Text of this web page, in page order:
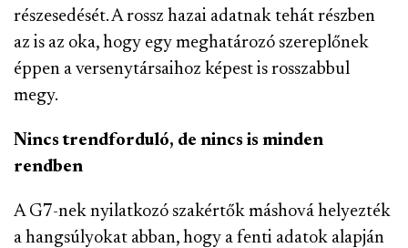
részesedését. A rossz hazai adatnak tehát részben
az is az oka, hogy egy meghatározó szereplőnek
éppen a versenytársaihoz képest is rosszabbul
megy.
Nincs trendforduló, de nincs is minden
rendben
A G7-nek nyilatkozó szakértők máshová helyezték
a hangsúlyokat abban, hogy a fenti adatok alapján